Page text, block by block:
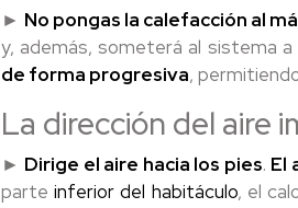
► No pongas la calefacción al
y, además, someterá al sistema a
de forma progresiva,
La dirección del aire
► Dirige el aire hacia los pies. El
parteinferior del habitáculo, el